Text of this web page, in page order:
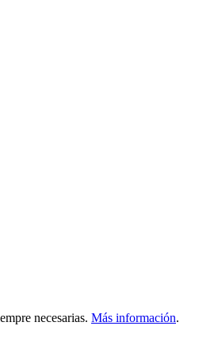
necesarias. Más información.